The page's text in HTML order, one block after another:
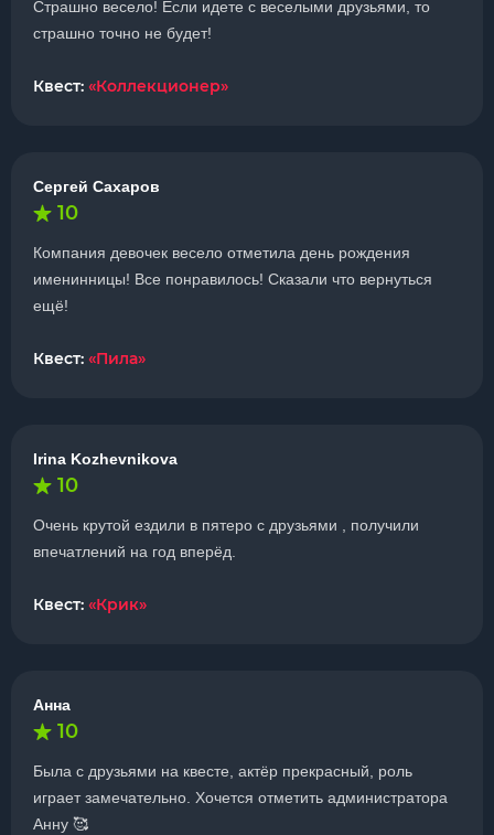
Страшно весело! Если идете с веселыми друзьями, то
страшно точно не будет!
Квест: «Коллекционер»
Сергей Сахаров
10
Компания девочек весело отметила день рождения
именинницы! Все понравилось! Сказали что вернуться
ещё!
Квест: «Пила»
Irina Kozhevnikova
10
Очень крутой ездили в пятеро с друзьями , получили
впечатлений на год вперёд.
Квест: «Крик»
Анна
10
Была с друзьями на квесте, актёр прекрасный, роль
играет замечательно. Хочется отметить администратора
Анну 🥰